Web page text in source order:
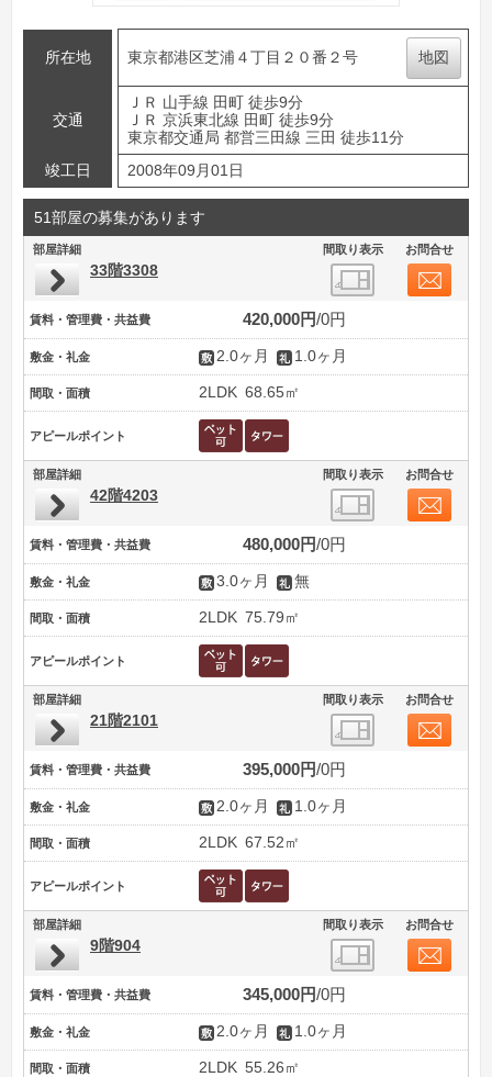
所在地 東京都港区芝浦４丁目２０番２号 地図
交通
ＪＲ 山手線 田町 徒歩9分
ＪＲ 京浜東北線 田町 徒歩9分
東京都交通局 都営三田線 三田 徒歩11分
竣工日
2008年09月01日
51部屋の募集があります
部屋詳細 間取り表示 お問合せ
33階3308
賃料・管理費・共益費 420,000円 0円
敷金・礼金 2.0ヶ月 1.0ヶ月
間取・面積 2LDK 68.65㎡
アピールポイント
部屋詳細 間取り表示 お問合せ
42階4203
賃料・管理費・共益費 480,000円 0円
敷金・礼金 3.0ヶ月 無
間取・面積 2LDK 75.79㎡
アピールポイント
部屋詳細 間取り表示 お問合せ
21階2101
賃料・管理費・共益費 395,000円 0円
敷金・礼金 2.0ヶ月 1.0ヶ月
間取・面積 2LDK 67.52㎡
アピールポイント
部屋詳細 間取り表示 お問合せ
9階904
賃料・管理費・共益費 345,000円 0円
敷金・礼金 2.0ヶ月 1.0ヶ月
間取・面積 2LDK 55.26㎡